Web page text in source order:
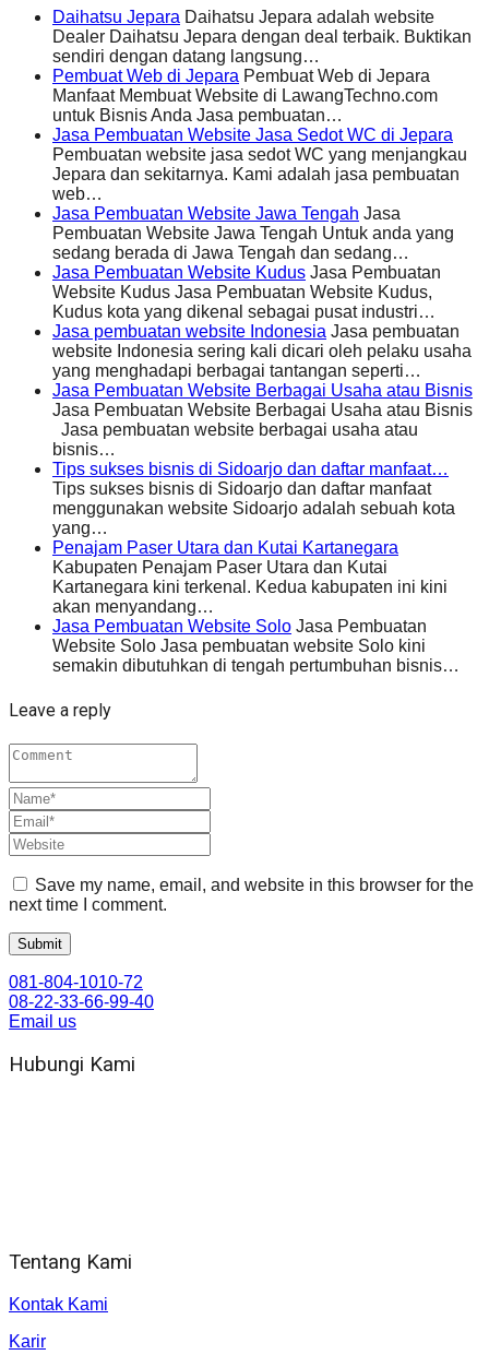
Daihatsu Jepara Daihatsu Jepara adalah website
Dealer Daihatsu Jepara dengan deal terbaik. Buktikan
sendiri dengan datang langsung…
Pembuat Web di Jepara Pembuat Web di Jepara
Manfaat Membuat Website di LawangTechno.com
untuk Bisnis Anda Jasa pembuatan…
Jasa Pembuatan Website Jasa Sedot WC di Jepara
Pembuatan website jasa sedot WC yang menjangkau
Jepara dan sekitarnya. Kami adalah jasa pembuatan
web…
Jasa Pembuatan Website Jawa Tengah Jasa
Pembuatan Website Jawa Tengah Untuk anda yang
sedang berada di Jawa Tengah dan sedang…
Jasa Pembuatan Website Kudus Jasa Pembuatan
Website Kudus Jasa Pembuatan Website Kudus,
Kudus kota yang dikenal sebagai pusat industri…
Jasa pembuatan website Indonesia Jasa pembuatan
website Indonesia sering kali dicari oleh pelaku usaha
yang menghadapi berbagai tantangan seperti…
Jasa Pembuatan Website Berbagai Usaha atau Bisnis
Jasa Pembuatan Website Berbagai Usaha atau Bisnis
Jasa pembuatan website berbagai usaha atau
bisnis…
Tips sukses bisnis di Sidoarjo dan daftar manfaat…
Tips sukses bisnis di Sidoarjo dan daftar manfaat
menggunakan website Sidoarjo adalah sebuah kota
yang…
Penajam Paser Utara dan Kutai Kartanegara
Kabupaten Penajam Paser Utara dan Kutai
Kartanegara kini terkenal. Kedua kabupaten ini kini
akan menyandang…
Jasa Pembuatan Website Solo Jasa Pembuatan
Website Solo Jasa pembuatan website Solo kini
semakin dibutuhkan di tengah pertumbuhan bisnis…
Leave a reply
Save my name, email, and website in this browser for the
next time I comment.
081-804-1010-72
08-22-33-66-99-40
Email us
Hubungi Kami
Tentang Kami
Kontak Kami
Karir